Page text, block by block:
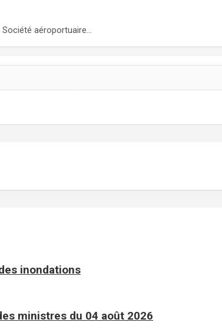
aéroportuaire…
inondations
ministres du 04 août 2026